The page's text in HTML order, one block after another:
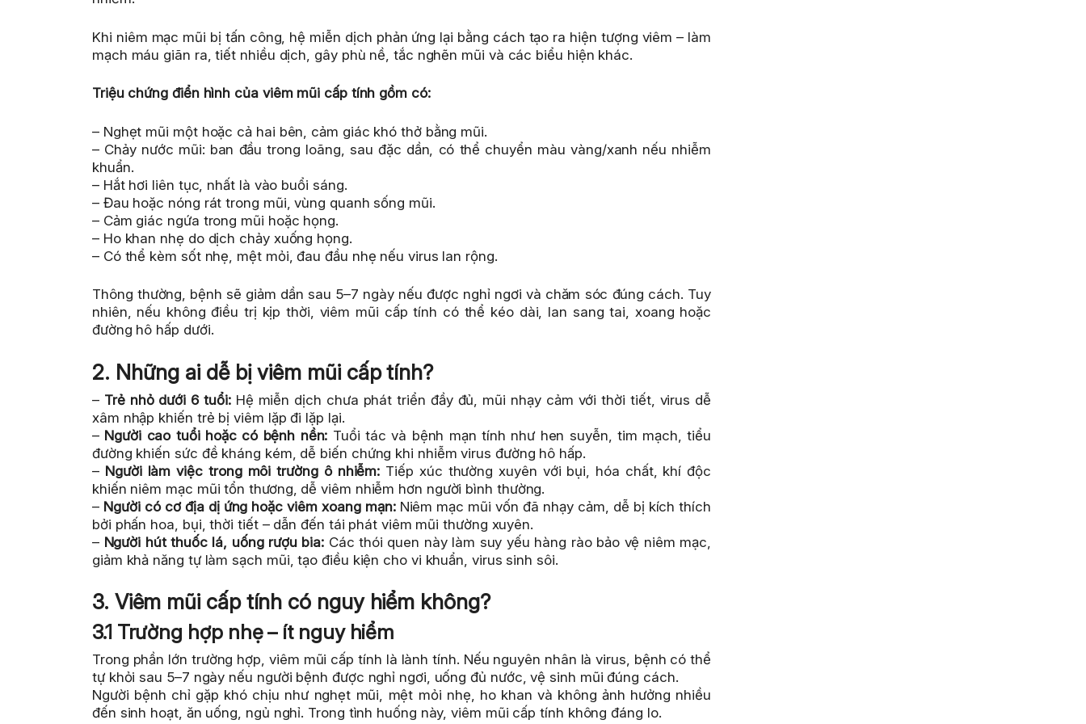
Khi niêm mạc mũi bị tấn công, hệ miễn dịch phản ứng lại bằng cách tạo ra hiện tượng viêm – làm
mạch máu giãn ra, tiết nhiều dịch, gây phù nề, tắc nghẽn mũi và các biểu hiện khác.
Triệu chứng điển hình của viêm mũi cấp tính gồm có:
– Nghẹt mũi một hoặc cả hai bên, cảm giác khó thở bằng mũi.
– Chảy nước mũi: ban đầu trong loãng, sau đặc dần, có thể chuyển màu vàng/xanh nếu nhiễm
khuẩn.
– Hắt hơi liên tục, nhất là vào buổi sáng.
– Đau hoặc nóng rát trong mũi, vùng quanh sống mũi.
– Cảm giác ngứa trong mũi hoặc họng.
– Ho khan nhẹ do dịch chảy xuống họng.
– Có thể kèm sốt nhẹ, mệt mỏi, đau đầu nhẹ nếu virus lan rộng.
Thông thường, bệnh sẽ giảm dần sau 5–7 ngày nếu được nghỉ ngơi và chăm sóc đúng cách. Tuy
nhiên, nếu không điều trị kịp thời, viêm mũi cấp tính có thể kéo dài, lan sang tai, xoang hoặc
đường hô hấp dưới.
2. Những ai dễ bị viêm mũi cấp tính?
– Trẻ nhỏ dưới 6 tuổi:Hệ miễn dịch chưa phát triển đầy đủ, mũi nhạy cảm với thời tiết, virus dễ
xâm nhập khiến trẻ bị viêm lặp đi lặp lại.
– Người cao tuổi hoặc có bệnh nền: Tuổi tác và bệnh mạn tính như hen suyễn, tim mạch, tiểu
đường khiến sức đề kháng kém, dễ biến chứng khi nhiễm virus đường hô hấp.
– Người làm việc trong môi trường ô nhiễm: Tiếp xúc thường xuyên với bụi, hóa chất, khí độc
khiến niêm mạc mũi tổn thương, dễ viêm nhiễm hơn người bình thường.
– Người có cơ địa dị ứng hoặc viêm xoang mạn:Niêm mạc mũi vốn đã nhạy cảm, dễ bị kích thích
bởi phấn hoa, bụi, thời tiết – dẫn đến tái phát viêm mũi thường xuyên.
– Người hút thuốc lá, uống rượu bia: Các thói quen này làm suy yếu hàng rào bảo vệ niêm mạc,
giảm khả năng tự làm sạch mũi, tạo điều kiện cho vi khuẩn, virus sinh sôi.
3. Viêm mũi cấp tính có nguy hiểm không?
3.1 Trường hợp nhẹ – ít nguy hiểm
Trong phần lớn trường hợp, viêm mũi cấp tính là lành tính. Nếu nguyên nhân là virus, bệnh có thể
tự khỏi sau 5–7 ngày nếu người bệnh được nghỉ ngơi, uống đủ nước, vệ sinh mũi đúng cách.
Người bệnh chỉ gặp khó chịu như nghẹt mũi, mệt mỏi nhẹ, ho khan và không ảnh hưởng nhiều
đến sinh hoạt, ăn uống, ngủ nghỉ. Trong tình huống này, viêm mũi cấp tính không đáng lo.